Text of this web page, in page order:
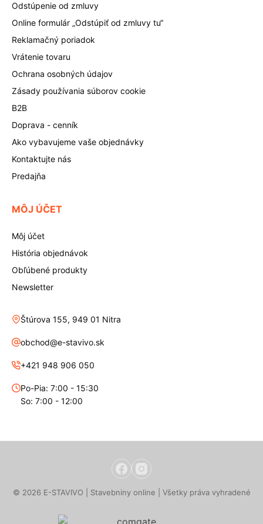
Odstúpenie od zmluvy
Online formulár „Odstúpiť od zmluvy tu“
Reklamačný poriadok
Vrátenie tovaru
Ochrana osobných údajov
Zásady používania súborov cookie
B2B
Doprava - cenník
Ako vybavujeme vaše objednávky
Kontaktujte nás
Predajňa
MÔJ ÚČET
Môj účet
História objednávok
Obľúbené produkty
Newsletter
Štúrova 155, 949 01 Nitra
obchod@e-stavivo.sk
+421 948 906 050
Po-Pia: 7:00 - 15:30
So: 7:00 - 12:00
© 2026 E-STAVIVO | Stavebniny online | Všetky práva vyhradené